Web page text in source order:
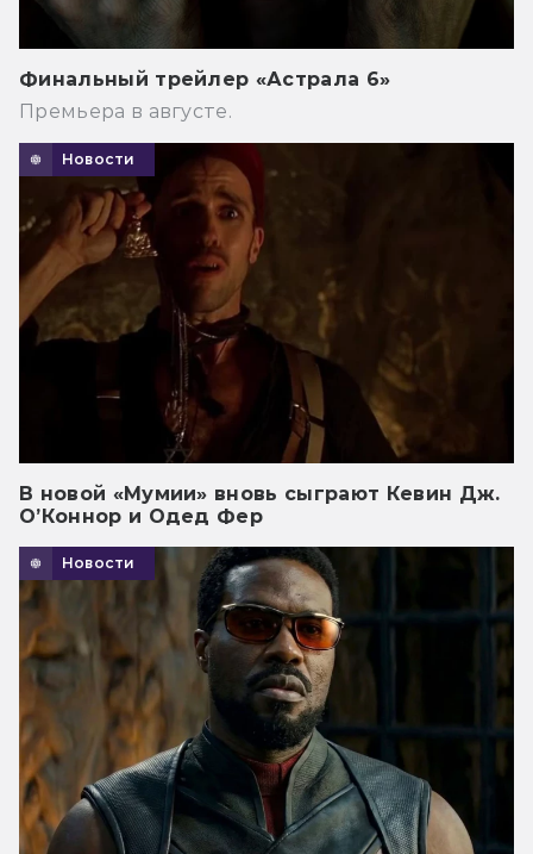
Финальный трейлер «Астрала 6»
Премьера в августе.
Новости
В новой «Мумии» вновь сыграют Кевин Дж.
О’Коннор и Одед Фер
Новости